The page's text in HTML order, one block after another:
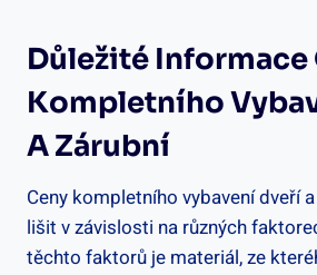
Důležité Informace
Kompletního
A Zárubní
Ceny kompletního vybavení dveří
lišit v závislosti na různých
těchto faktorů je materiál, ze